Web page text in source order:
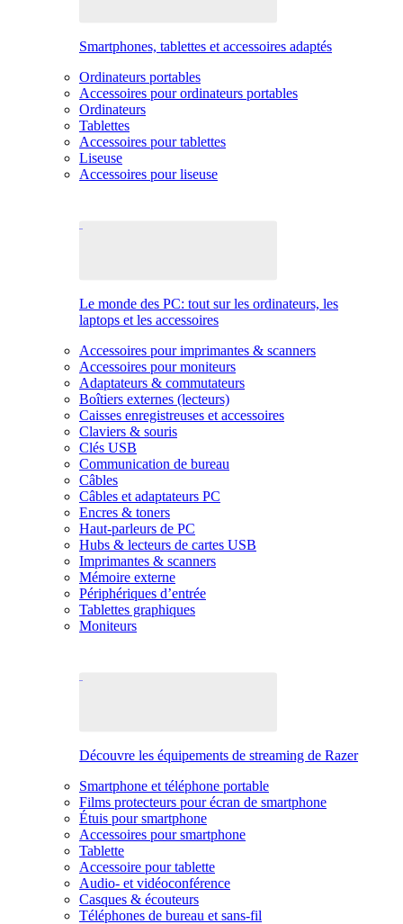
Smartphones, tablettes et accessoires adaptés
Ordinateurs portables
Accessoires pour ordinateurs portables
Ordinateurs
Tablettes
Accessoires pour tablettes
Liseuse
Accessoires pour liseuse
Le monde des PC: tout sur les ordinateurs, les
laptops et les accessoires
Accessoires pour imprimantes & scanners
Accessoires pour moniteurs
Adaptateurs & commutateurs
Boîtiers externes (lecteurs)
Caisses enregistreuses et accessoires
Claviers & souris
Clés USB
Communication de bureau
Câbles
Câbles et adaptateurs PC
Encres & toners
Haut-parleurs de PC
Hubs & lecteurs de cartes USB
Imprimantes & scanners
Mémoire externe
Périphériques d’entrée
Tablettes graphiques
Moniteurs
Découvre les équipements de streaming de Razer
Smartphone et téléphone portable
Films protecteurs pour écran de smartphone
Étuis pour smartphone
Accessoires pour smartphone
Tablette
Accessoire pour tablette
Audio- et vidéoconférence
Casques & écouteurs
Téléphones de bureau et sans-fil